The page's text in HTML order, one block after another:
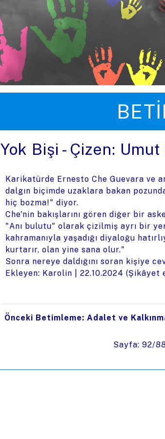
Yok Bişi - Çizen: Umut
Karikatürde Ernesto Che Guevara ve
dalgın biçimde uzaklara bakan
hiç bozma!" diyor.
Che'nin bakışlarını gören diğer bir
"Anı bulutu" olarak çizilmiş ayrı bir
kahramanıyla yaşadığı diyaloğu
kurtarır, olan yine sana olur."
Sonra nereye daldığını soran kişiye
Ekleyen: Karolin | 22.10.2024 (Şikâyet
Önceki Betimleme: Adalet ve
Sayfa: 92/